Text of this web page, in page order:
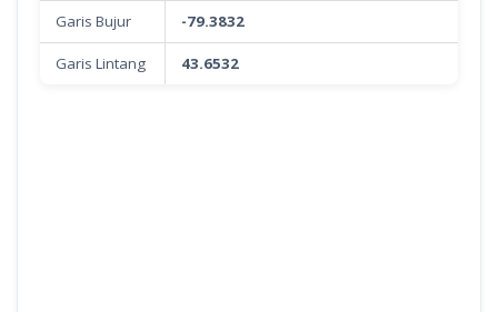
Garis Bujur -79.3832
Garis Lintang 43.6532